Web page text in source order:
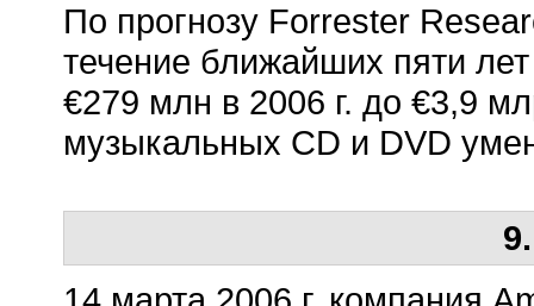
По прогнозу Forrester
течение ближайших пяти
€279 млн в 2006 г. до €3,9
музыкальных CD и DVD